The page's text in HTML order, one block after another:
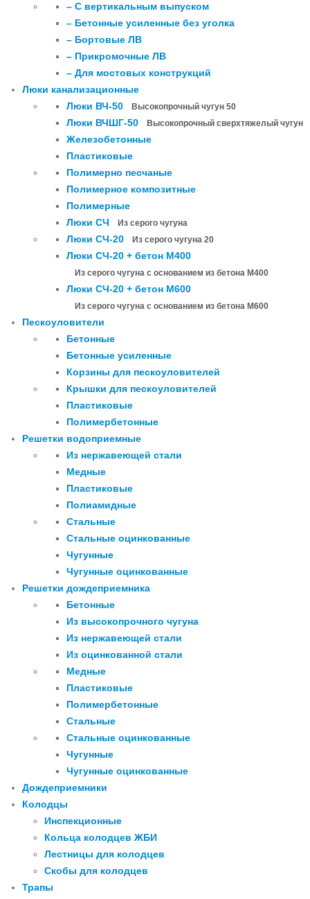
– С вертикальным выпуском
– Бетонные усиленные без уголка
– Бортовые ЛВ
– Прикромочные ЛВ
– Для мостовых конструкций
Люки канализационные
Люки ВЧ-50
Высокопрочный чугун 50
Люки ВЧШГ-50 Высокопрочный сверхтяжелый чугун
Железобетонные
Пластиковые
Полимерно песчаные
Полимерное композитные
Полимерные
Люки СЧ
Из серого чугуна
Люки СЧ-20 Из серого чугуна 20
Люки СЧ-20 + бетон М400
Из серого чугуна с основанием из бетона М400
Люки СЧ-20 + бетон М600
Из серого чугуна с основанием из бетона М600
Пескоуловители
Бетонные
Бетонные усиленные
Корзины для пескоуловителей
Крышки для пескоуловителей
Пластиковые
Полимербетонные
Решетки водоприемные
Из нержавеющей стали
Медные
Пластиковые
Полиамидные
Стальные
Стальные оцинкованные
Чугунные
Чугунные оцинкованные
Решетки дождеприемника
Бетонные
Из высокопрочного чугуна
Из нержавеющей стали
Из оцинкованной стали
Медные
Пластиковые
Полимербетонные
Стальные
Стальные оцинкованные
Чугунные
Чугунные оцинкованные
Дождеприемники
Колодцы
Инспекционные
Кольца колодцев ЖБИ
Лестницы для колодцев
Скобы для колодцев
Трапы